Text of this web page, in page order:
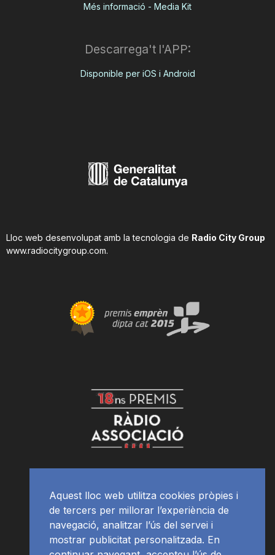
Més informació - Media Kit
Descarrega't l'APP:
Disponible per iOS i Android
Lloc web desenvolupat amb la tecnologia de Radio City Group
www.radiocitygroup.com.
Aquest lloc web utilitza cookies pròpies i
de tercers per millorar l’experiència de
navegació, analitzar l’ús del servei i
mostrar publicitat personalitzada. En